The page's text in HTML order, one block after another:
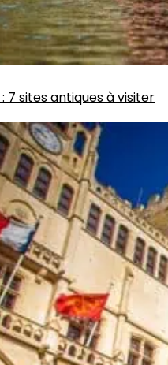
: 7 sites antiques à visiter